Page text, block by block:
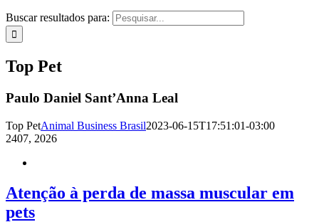
Buscar resultados para:
Top Pet
Paulo Daniel Sant’Anna Leal
Top PetAnimal Business Brasil2023-06-15T17:51:01-03:00
2407, 2026
Atenção à perda de massa muscular em
pets